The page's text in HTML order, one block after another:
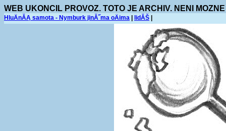
WEB UKONCIL PROVOZ. TOTO JE ARCHIV. NENI
HluÄnĂĄ samota - Nymburk jinĂ˝ma oÄima lidĂŠ